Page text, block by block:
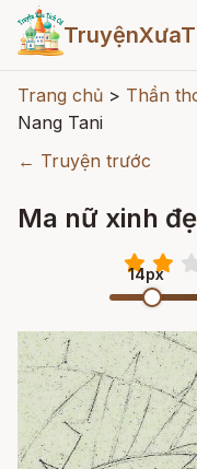
Trang chủ > Thần
Nang Tani
← Truyện trước
Ma nữ xinh
14px